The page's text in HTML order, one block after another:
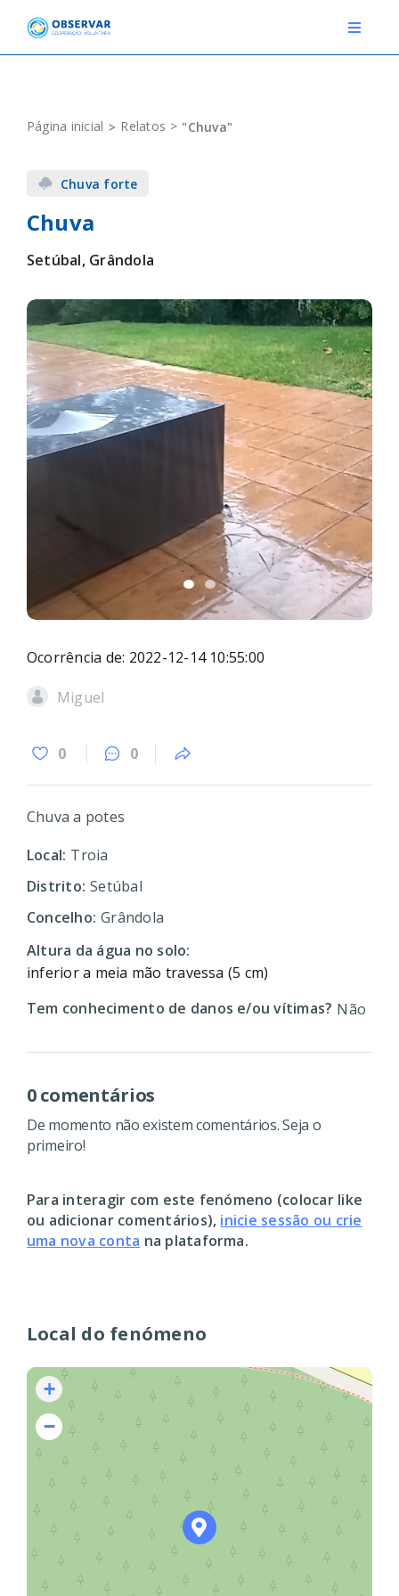
content
Toggle
EVENTOS
DEFINIÇÕES
F.A.Q.
Novo relato Login
Página inicial Relatos "Chuva"
Local do fenómeno
+
−
Chuva forte
Chuva
Setúbal, Grândola
Ocorrência de: 2022-12-14 10:55:00
Miguel
0 0
Chuva a potes
Local: Troia
Distrito: Setúbal
Concelho: Grândola
Altura da água no solo:
inferior a meia mão travessa (5 cm)
Tem conhecimento de danos e/ou vítimas? Não
0 comentários
De momento não existem comentários. Seja o
primeiro!
Para interagir com este fenómeno (colocar like
ou adicionar comentários), inicie sessão ou crie
uma nova conta na plataforma.